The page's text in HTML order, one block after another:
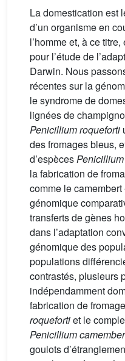
La domestication est
d’un organisme en
l’homme et, à ce
pour l’étude de
Darwin. Nous
récentes sur la
le syndrome de
lignées de
Penicillium roqueforti
des fromages bleus,
d’espèces
la fabrication de
comme le
génomique
transferts de gènes
dans l’adaptation
génomique des
populations
contrastés, plusieurs
indépendamment
fabrication de
roquefortiet le
Penicillium
goulots